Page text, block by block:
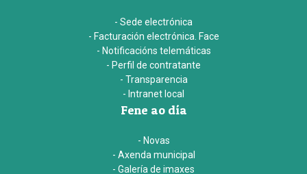
- Sede electrónica
- Facturación electrónica. Face
- Notificacións telemáticas
- Perfil de contratante
- Transparencia
- Intranet local
Fene ao día
- Novas
- Axenda municipal
- Galería de imaxes